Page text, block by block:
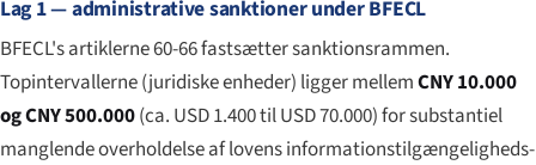
Lag 1 — administrative sanktioner under BFECL
BFECL's artiklerne 60-66 fastsætter sanktionsrammen.
Topintervallerne (juridiske enheder) ligger mellemCNY 10.000
og CNY 500.000(ca. USD 1.400 til USD 70.000) for substantiel
manglende overholdelse af lovens informations­tilgængeligheds-